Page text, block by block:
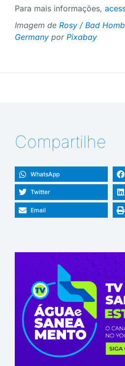
Para mais informações,
Imagem de Rosy / Bad
Germany por Pixabay
Compartilhe
WhatsApp
Twitter
Email